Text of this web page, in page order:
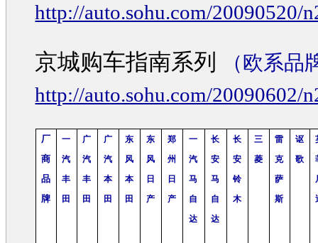
http://auto.sohu.com/20090520/
京城购车指南系列
（欧系品
http://auto.sohu.com/20090602/
厂
商
品
牌
一
汽
丰
田
广
汽
丰
田
广
汽
本
田
东
风
本
田
东
风
日
产
郑
州
日
产
一
汽
马
自
达
长
安
马
自
达
长
安
铃
木
三
菱
雷
克
萨
斯
讴
歌